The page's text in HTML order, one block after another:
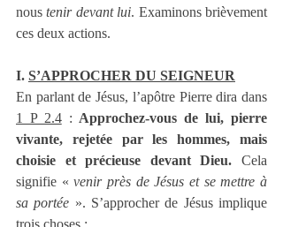
nous tenir devant lui. Examinons brièvement
ces deux actions.
I. S’APPROCHER DU SEIGNEUR
1 P 2.4 : Approchez-vous de lui, pierre
vivante, rejetée par les hommes, mais
choisie et précieuse devant Dieu. Cela
signifie « venir près de Jésus et se mettre à
sa portée ». S’approcher de Jésus implique